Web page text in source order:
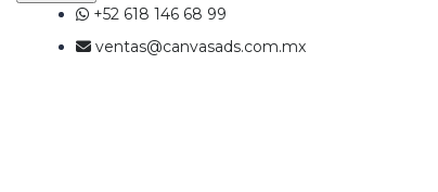
+52 618 146 68 99
ventas@canvasads.com.mx